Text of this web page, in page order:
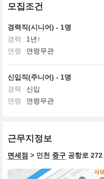
모집조건
경력직(시니어) - 1명
경력
1년↑
연령
연령무관
신입직(주니어) - 1명
경력
신입
연령
연령무관
근무지정보
면세점 > 인천 중구 공항로 272